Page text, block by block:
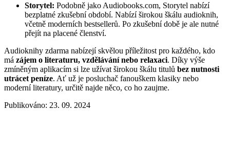
Storytel: Podobně jako Audiobooks.com, Storytel nabízí
bezplatné zkušební období. Nabízí širokou škálu audioknih,
včetně moderních bestsellerů. Po zkušební době je ale nutné
přejít na placené členství.
Audioknihy zdarma nabízejí skvělou příležitost pro každého, kdo
má zájem o literaturu, vzdělávání nebo relaxaci. Díky výše
zmíněným aplikacím si lze užívat širokou škálu titulů bez nutnosti
utrácet peníze. Ať už je posluchač fanouškem klasiky nebo
moderní literatury, určitě najde něco, co ho zaujme.
Publikováno: 23. 09. 2024